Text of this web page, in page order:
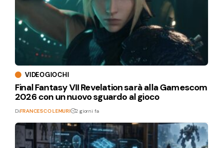
VIDEOGIOCHI
Final Fantasy VII Revelation sarà alla Gamescom
2026 con un nuovo sguardo al gioco
DiFRANCESCO LEMURI 2 giorni fa